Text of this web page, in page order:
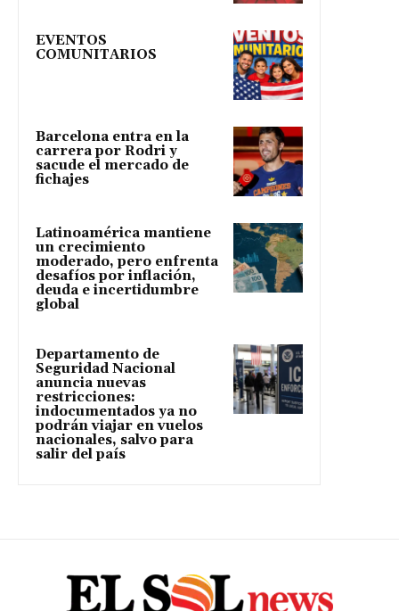
EVENTOS
COMUNITARIOS
Barcelona entra en la
carrera por Rodri y
sacude el mercado de
fichajes
Latinoamérica mantiene
un crecimiento
moderado, pero enfrenta
desafíos por inflación,
deuda e incertidumbre
global
Departamento de
Seguridad Nacional
anuncia nuevas
restricciones:
indocumentados ya no
podrán viajar en vuelos
nacionales, salvo para
salir del país